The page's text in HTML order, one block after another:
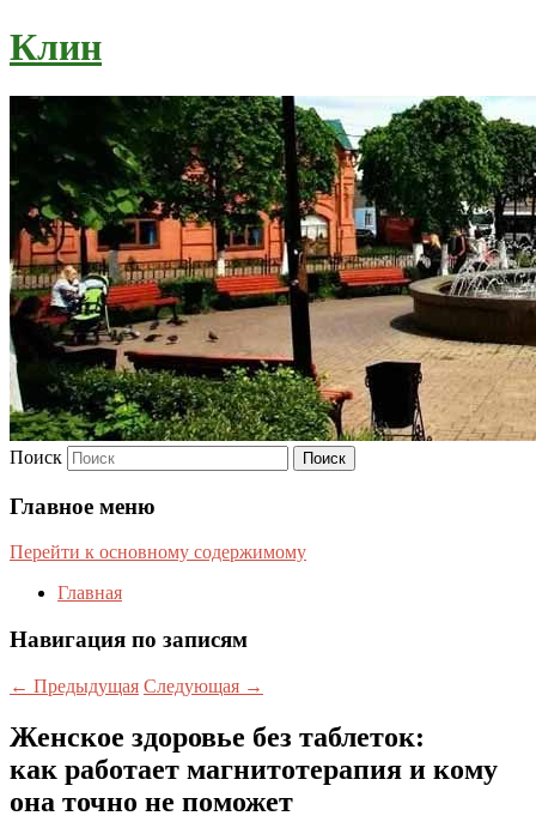
Клин
Поиск
Главное меню
Перейти к основному содержимому
Главная
Навигация по записям
← Предыдущая Следующая →
Женское здоровье без таблеток:
как работает магнитотерапия и кому
она точно не поможет